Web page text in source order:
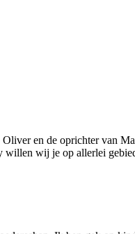
en de oprichter van
wij je op allerlei